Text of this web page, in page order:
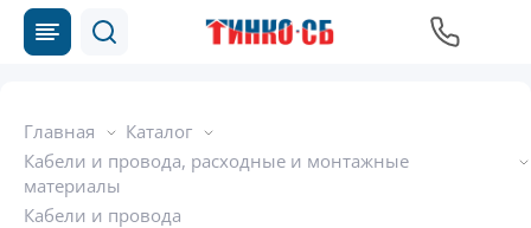
Главная
Каталог
Кабели и провода, расходные и монтажные
материалы
Кабели и провода